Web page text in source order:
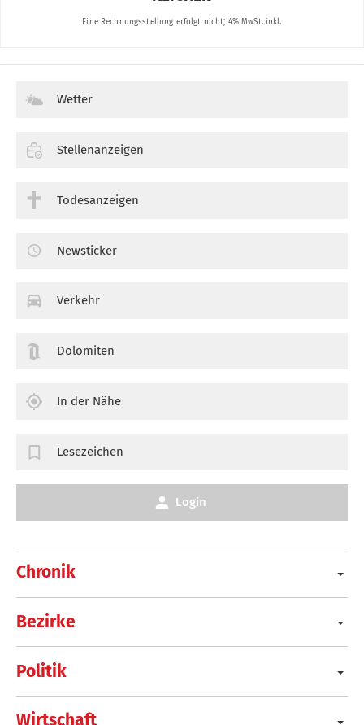
Chronik
Bezirke
Politik
Wirtschaft
Wetter
Stellenanzeigen
Todesanzeigen
Newsticker
Verkehr
Dolomiten
In der Nähe
Lesezeichen
Login